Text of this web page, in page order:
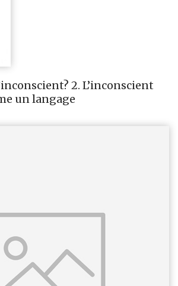
2. L’inconscient
un langage